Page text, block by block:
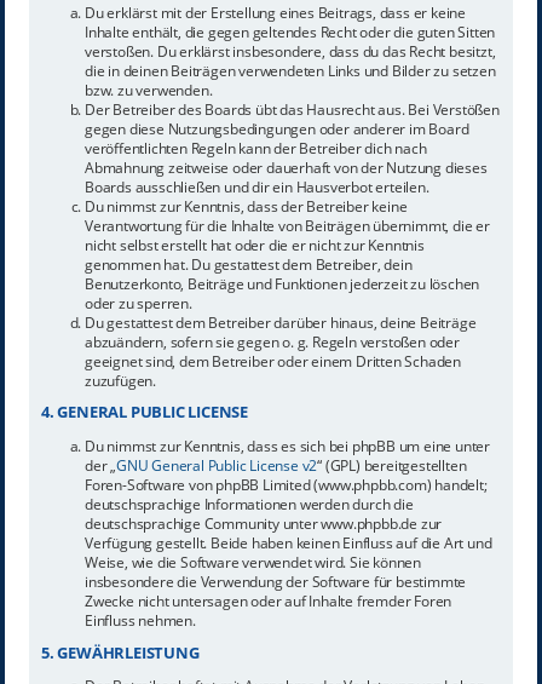
Du erklärst mit der Erstellung eines Beitrags, dass er keine
Inhalte enthält, die gegen geltendes Recht oder die guten Sitten
verstoßen. Du erklärst insbesondere, dass du das Recht besitzt,
die in deinen Beiträgen verwendeten Links und Bilder zu setzen
bzw. zu verwenden.
Der Betreiber des Boards übt das Hausrecht aus. Bei Verstößen
gegen diese Nutzungsbedingungen oder anderer im Board
veröffentlichten Regeln kann der Betreiber dich nach
Abmahnung zeitweise oder dauerhaft von der Nutzung dieses
Boards ausschließen und dir ein Hausverbot erteilen.
Du nimmst zur Kenntnis, dass der Betreiber keine
Verantwortung für die Inhalte von Beiträgen übernimmt, die er
nicht selbst erstellt hat oder die er nicht zur Kenntnis
genommen hat. Du gestattest dem Betreiber, dein
Benutzerkonto, Beiträge und Funktionen jederzeit zu löschen
oder zu sperren.
Du gestattest dem Betreiber darüber hinaus, deine Beiträge
abzuändern, sofern sie gegen o. g. Regeln verstoßen oder
geeignet sind, dem Betreiber oder einem Dritten Schaden
zuzufügen.
4. GENERAL PUBLIC LICENSE
Du nimmst zur Kenntnis, dass es sich bei phpBB um eine unter
der „GNU General Public License v2“ (GPL) bereitgestellten
Foren-Software von phpBB Limited (www.phpbb.com) handelt;
deutschsprachige Informationen werden durch die
deutschsprachige Community unter www.phpbb.de zur
Verfügung gestellt. Beide haben keinen Einfluss auf die Art und
Weise, wie die Software verwendet wird. Sie können
insbesondere die Verwendung der Software für bestimmte
Zwecke nicht untersagen oder auf Inhalte fremder Foren
Einfluss nehmen.
5. GEWÄHRLEISTUNG